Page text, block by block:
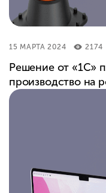
15 МАРТА 2024 2174
Решение от «1С»
производство на